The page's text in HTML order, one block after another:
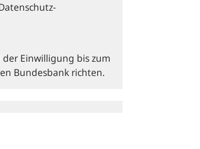
Einwilligung bis zum
Bundesbank richten.